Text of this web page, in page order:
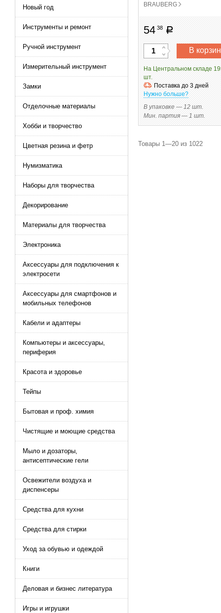
BRAUBERG
54 38 руб
В
На Центральном складе
шт.
Поставка до 3 дней
Нужно больше?
В упаковке — 12 шт.
Мин. партия — 1 шт.
Товары 1—20 из 1022
Новый год
Инструменты и ремонт
Ручной инструмент
Измерительный инструмент
Замки
Отделочные материалы
Хобби и творчество
Цветная резина и фетр
Нумизматика
Наборы для творчества
Декорирование
Материалы для творчества
Электроника
Аксессуары для подключения к
электросети
Аксессуары для смартфонов и
мобильных телефонов
Кабели и адаптеры
Компьютеры и аксессуары,
периферия
Красота и здоровье
Тейпы
Бытовая и проф. химия
Чистящие и моющие средства
Мыло и дозаторы,
антисептические гели
Освежители воздуха и
диспенсеры
Средства для кухни
Средства для стирки
Уход за обувью и одеждой
Книги
Деловая и бизнес литература
Игры и игрушки